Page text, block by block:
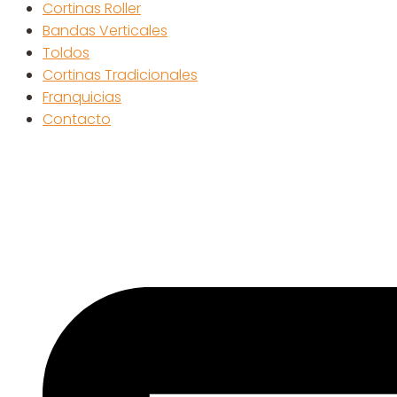
Cortinas Roller
Bandas Verticales
Toldos
Cortinas Tradicionales
Franquicias
Contacto